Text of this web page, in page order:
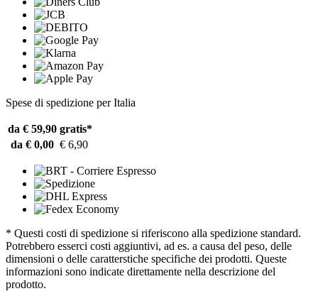
Spese di spedizione per Italia
da € 59,90 gratis*
da € 0,00 € 6,90
* Questi costi di spedizione si riferiscono alla spedizione standard.
Potrebbero esserci costi aggiuntivi, ad es. a causa del peso, delle
dimensioni o delle caratterstiche specifiche dei prodotti. Queste
informazioni sono indicate direttamente nella descrizione del
prodotto.